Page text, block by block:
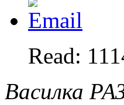
Read:
Василка